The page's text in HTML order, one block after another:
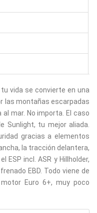
vida se convierte en una
las montañas escarpadas
mar. No importa. El caso
Sunlight, tu mejor aliada.
gracias a elementos
la tracción delantera,
ESP incl. ASR y Hillholder,
EBD. Todo viene de
Euro 6+, muy poco